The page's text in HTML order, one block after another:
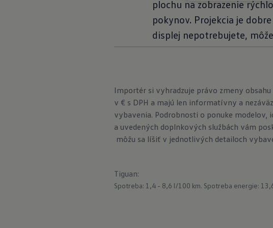
plochu na zobrazenie
pokynov. Projekcia je
displej nepotrebujete,
Importér si vyhradzuje právo zmeny
v € s DPH a majú len informatívny a
vybavenia. Podrobnosti o ponuke modelov,
a uvedených doplnkových službách vám
môžu sa líšiť v jednotlivých detailoch
Tiguan:
Spotreba: 1,4 - 8,6 l/100 km. Spotreba energie: